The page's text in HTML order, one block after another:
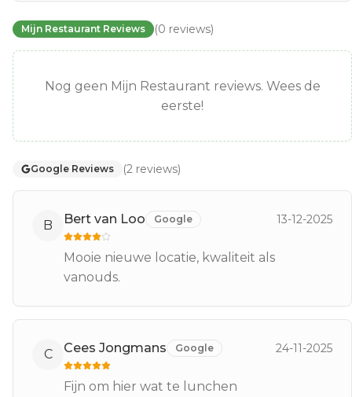
Mijn Restaurant Reviews (0 reviews)
Nog geen Mijn Restaurant reviews. Wees de
eerste!
Google Reviews (2 reviews)
B Bert van Loo Google 13-12-2025
Mooie nieuwe locatie, kwaliteit als
vanouds.
C Cees Jongmans Google 24-11-2025
Fijn om hier wat te lunchen